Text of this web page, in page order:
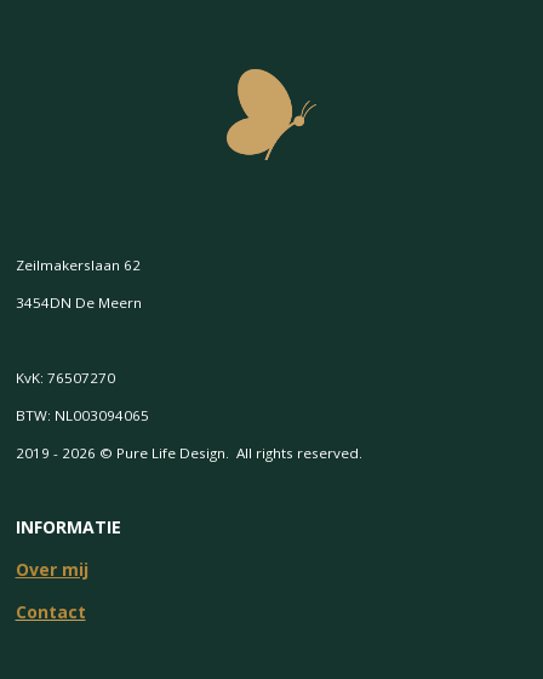
Zeilmakerslaan 62
3454DN De Meern
KvK: 76507270
BTW: NL003094065
2019 - 2026 © Pure Life Design. All rights reserved.
INFORMATIE
Over mij
Contact